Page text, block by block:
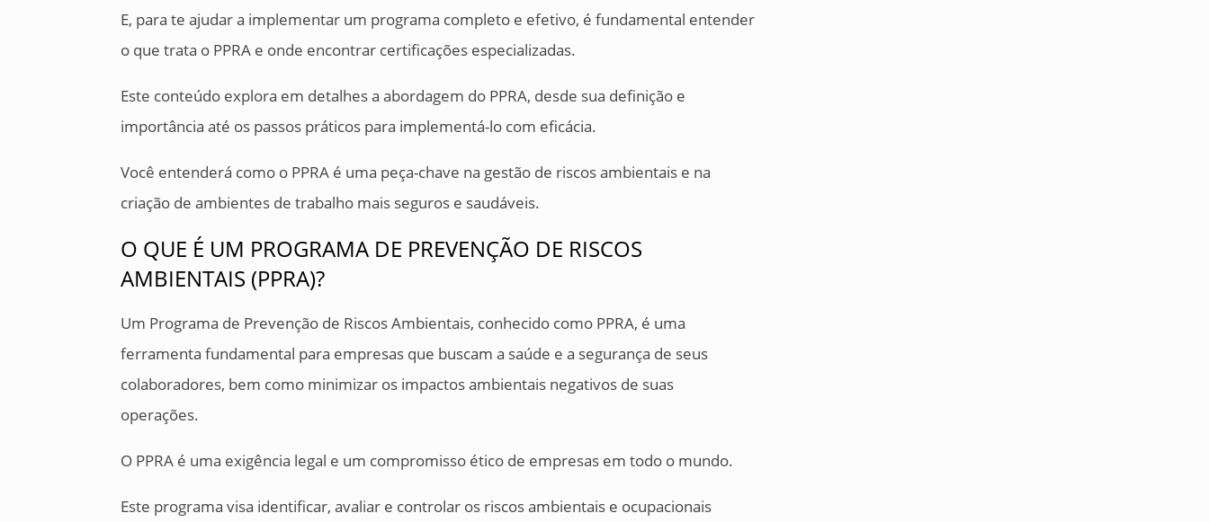
E, para te ajudar a implementar um programa completo e efetivo, é fundamental entender
o que trata o PPRA e onde encontrar certificações especializadas.
Este conteúdo explora em detalhes a abordagem do PPRA, desde sua definição e
importância até os passos práticos para implementá-lo com eficácia.
Você entenderá como o PPRA é uma peça-chave na gestão de riscos ambientais e na
criação de ambientes de trabalho mais seguros e saudáveis.
O QUE É UM PROGRAMA DE PREVENÇÃO DE RISCOS
AMBIENTAIS (PPRA)?
Um Programa de Prevenção de Riscos Ambientais, conhecido como PPRA, é uma
ferramenta fundamental para empresas que buscam a saúde e a segurança de seus
colaboradores, bem como minimizar os impactos ambientais negativos de suas
operações.
O PPRA é uma exigência legal e um compromisso ético de empresas em todo o mundo.
Este programa visa identificar, avaliar e controlar os riscos ambientais e ocupacionais